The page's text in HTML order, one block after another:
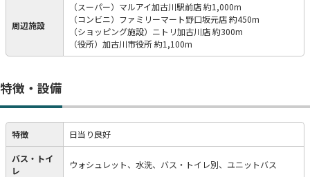
周辺施設
（スーパー）マルアイ加古川駅前店 約1,000m
（コンビニ）ファミリーマート野口坂元店 約450m
（ショッピング施設）ニトリ加古川店 約300m
（役所）加古川市役所 約1,100m
特徴・設備
特徴 日当り良好
バス・トイ
レ
ウォシュレット、水洗、バス・トイレ別、ユニットバス